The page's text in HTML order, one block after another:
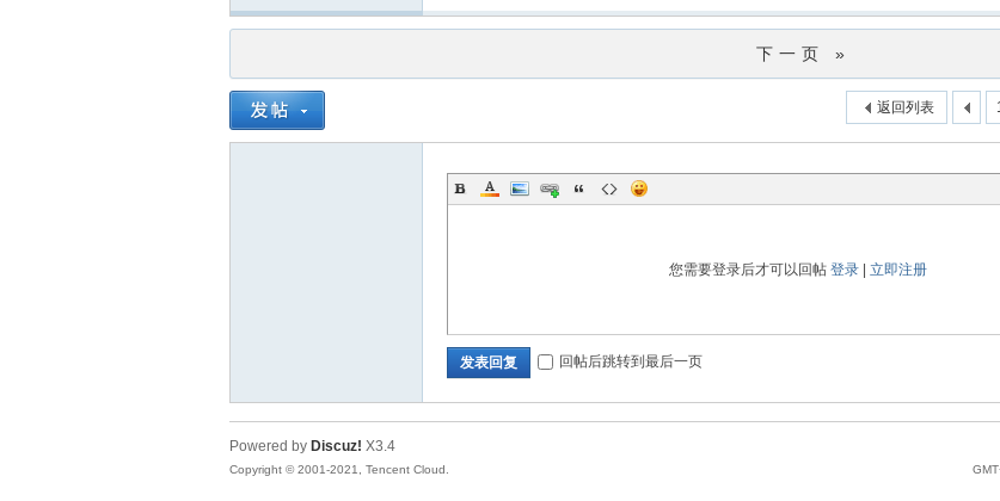
下一页 »
返回列表
您需要登录后才可以回帖 登录| 立即注册
发表回复 回帖后跳转到最后一页
Powered by Discuz! X3.4
Copyright © 2001-2021, Tencent Cloud.